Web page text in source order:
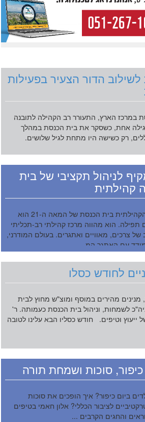
הדור הצעיר בפעילות
במרכז הארץ, התעורר רב הקהילה לתובנה
אחת, כשסקר את בית הכנסת במהלך
רק כשישה היו מתחת לגיל שלושים.
לניהול תקציבי של בית
קהילתית
הבנת המורכבות הקהילתית בית הכנסת של המאה ה-21 הוא
תפילה. הוא מהווה מרכז קהילתי רב-תכליתי
צרכים, מאוויים ואתגרים. בעולם המודרני,
עם האתגר המ...
לחודש כסלו
מנינים מהירים במוסף ומוצ"ש מחוץ לבית
לשמחות, וניהול בית הכנסת כעמותה. ר'
ייעוץ וטיפים. חודש כסליו הבא עלינו לטובה
כיפור, סוכות ושמחת תורה
ביום כיפור? איך הופכים את סוכות
לציבור הכללי? אלון חאמי בטיפים
והחגים הקרבים ...